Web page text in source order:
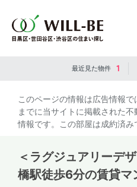
最近見た物件 1
このページの情報は広告情報
までに当サイトに掲載された
情報です。この部屋は成約済み
＜ラグジュアリーデ
橋駅徒歩6分の賃貸マ